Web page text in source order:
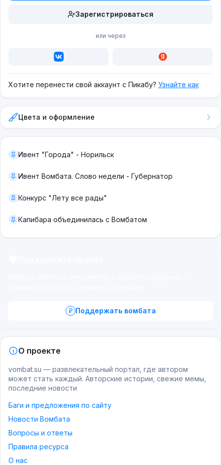
Зарегистрироваться
или через
Хотите перенести свой аккаунт с Пикабу? Узнайте как
Цвета и оформление
Ивент "Города" - Норильск
Ивент Вомбата. Слово недели - Губернатор
Конкурс "Лету все рады"
Капибара объединилась с Вомбатом
Поддержать вомбата
О проекте
vombat.su — развлекательный портал, где автором
может стать каждый. Авторские истории, свежие мемы,
последние новости
Баги и предложения по сайту
Новости Вомбата
Вопросы и ответы
Правила ресурса
О нас